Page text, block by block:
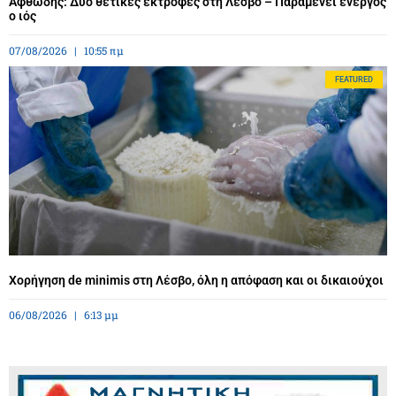
ο ιός
07/08/2026 10:55 πμ
FEATURED
Χορήγηση de minimis στη Λέσβο, όλη η απόφαση και οι δικαιούχοι
06/08/2026 6:13 μμ